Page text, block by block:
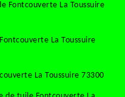
Fontcouverte La Toussuire
La Toussuire
La Toussuire 73300